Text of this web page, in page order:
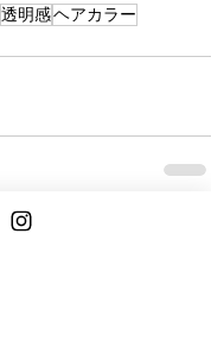
透明感ヘアカラー